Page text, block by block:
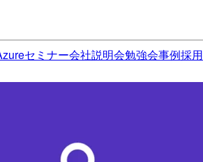
セミナー会社説明会勉強会事例採用